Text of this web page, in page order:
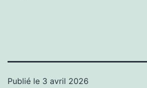
Publié le 3 avril 2026